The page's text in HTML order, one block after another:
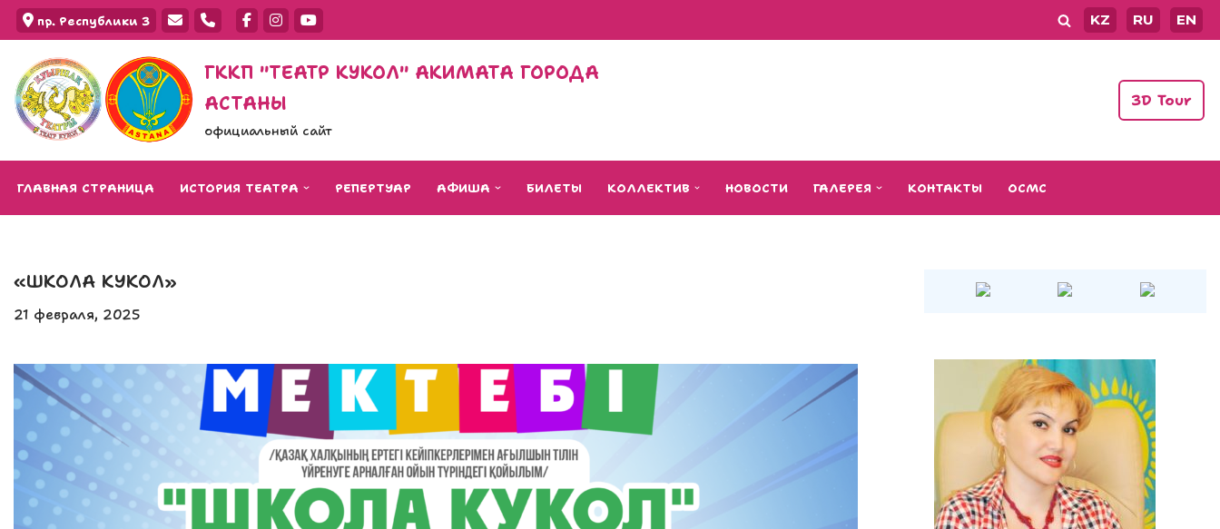
к
содержимому
пр. Республики 3 KZ RU EN
ГККП "ТЕАТР КУКОЛ" АКИМАТА ГОРОДА
АСТАНЫ
официальный сайт
3D Tour
ГЛАВНАЯ СТРАНИЦА ИСТОРИЯ ТЕАТРА РЕПЕРТУАР АФИША БИЛЕТЫ КОЛЛЕКТИВ НОВОСТИ ГАЛЕРЕЯ КОНТАКТЫ ОСМС
«ШКОЛА КУКОЛ»
21 февраля, 2025